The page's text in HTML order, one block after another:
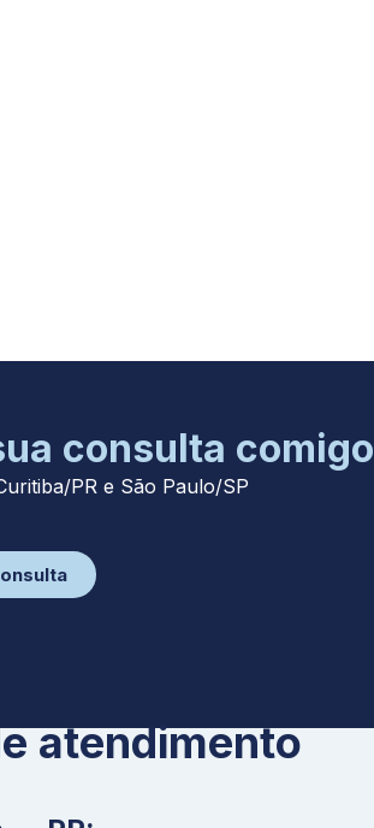
consulta comigo
PR e São Paulo/SP
atendimento